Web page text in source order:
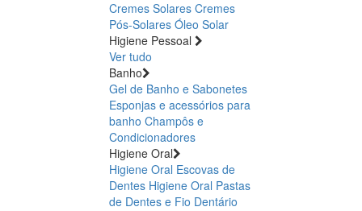
Cremes Solares Cremes
Pós-Solares Óleo Solar
Higiene Pessoal
Ver tudo
Banho
Gel de Banho e Sabonetes
Esponjas e acessórios para
banho Champôs e
Condicionadores
Higiene Oral
Higiene Oral Escovas de
Dentes Higiene Oral Pastas
de Dentes e Fio Dentário